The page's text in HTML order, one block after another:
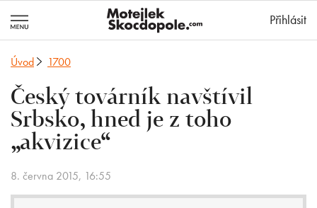
Přihlásit
Úvod 1700
Český továrník navštívil
Srbsko, hned je z toho
„akvizice“
8. června 2015, 16:55